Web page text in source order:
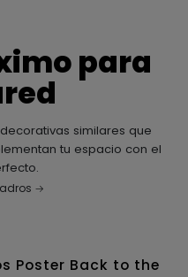
para
similares que
tu espacio con el
Poster Back to the